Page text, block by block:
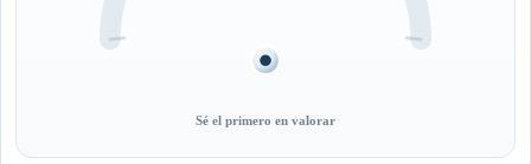
Sé el primero en valorar